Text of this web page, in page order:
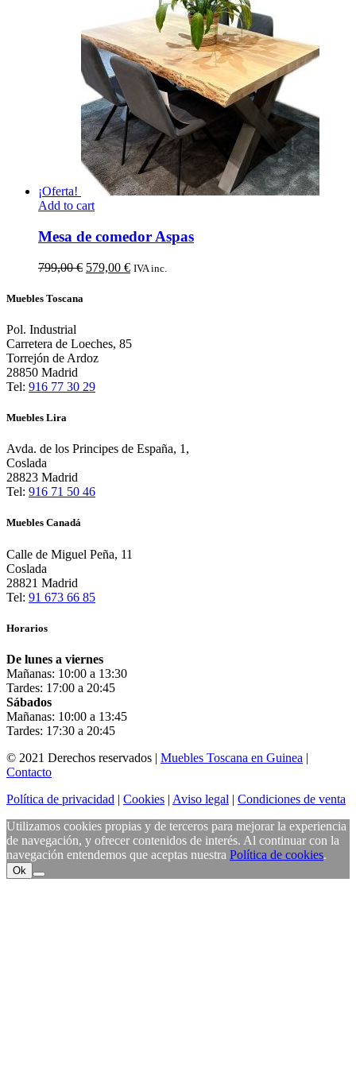
299,00 €.
¡Oferta!
Add to cart
Mesa de comedor Aspas
799,00€ El
579,00 €ElIVA inc.
Muebles Toscana
Pol. Industrial
Carretera de Loeches, 85
Torrejón de Ardoz
28850 Madrid
Tel: 916 77 30 29
Muebles Lira
Avda. de los Principes de España, 1,
Coslada
28823 Madrid
Tel: 916 71 50 46
Muebles Canadá
Calle de Miguel Peña, 11
Coslada
28821 Madrid
Tel: 91 673 66 85
Horarios
De lunes a viernes
Mañanas: 10:00 a 13:30
Tardes: 17:00 a 20:45
Sábados
Mañanas: 10:00 a 13:45
Tardes: 17:30 a 20:45
© 2021 Derechos reservados | Muebles Toscana en Guinea |
Contacto
Política de privacidad | Cookies | Aviso legal | Condiciones de venta
Utilizamos cookies propias y de terceros para mejorar la experiencia
de navegación, y ofrecer contenidos de interés. Al continuar con la
navegación entendemos que aceptas nuestra Política de cookies.
Ok